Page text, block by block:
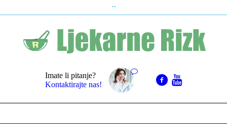
Imate li pitanje?
Kontaktirajte nas!